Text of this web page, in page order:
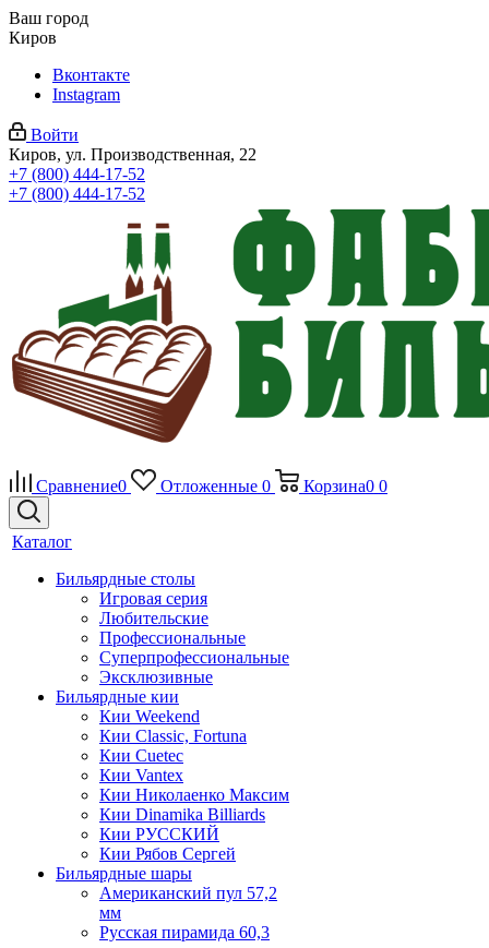
Ваш город
Киров
Вконтакте
Instagram
Войти
Киров, ул. Производственная, 22
+7 (800) 444-17-52
+7 (800) 444-17-52
Сравнение0 Отложенные 0 Корзина0 0
Каталог
Бильярдные столы
Игровая серия
Любительские
Профессиональные
Суперпрофессиональные
Эксклюзивные
Бильярдные кии
Кии Weekend
Кии Classic, Fortuna
Кии Cuetec
Кии Vantex
Кии Николаенко Максим
Кии Dinamika Billiards
Кии РУССКИЙ
Кии Рябов Сергей
Бильярдные шары
Американский пул 57,2
мм
Русская пирамида 60,3